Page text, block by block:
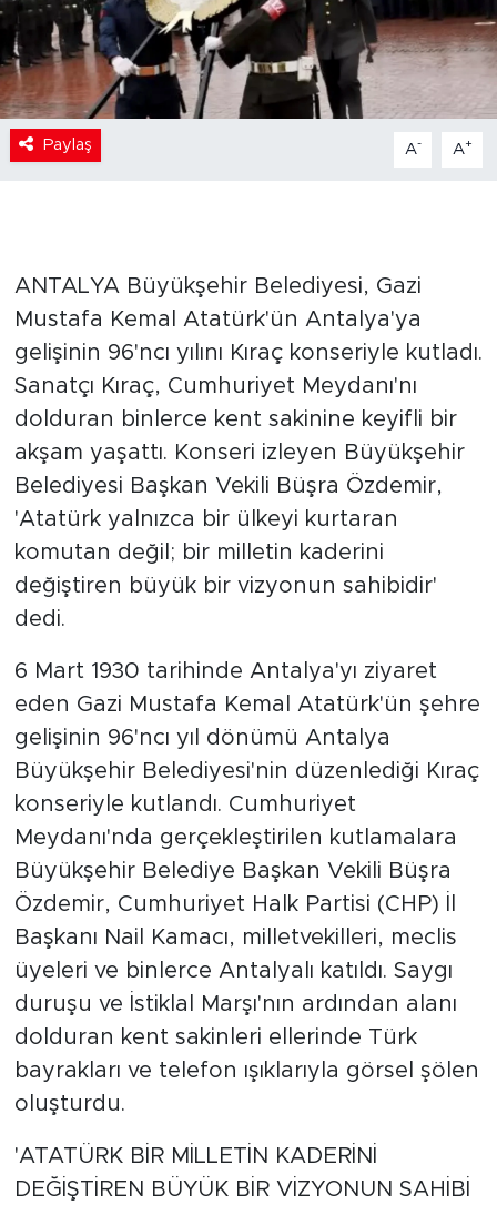
Paylaş A- A+
ANTALYA Büyükşehir Belediyesi, Gazi
Mustafa Kemal Atatürk'ün Antalya'ya
gelişinin 96'ncı yılını Kıraç konseriyle kutladı.
Sanatçı Kıraç, Cumhuriyet Meydanı'nı
dolduran binlerce kent sakinine keyifli bir
akşam yaşattı. Konseri izleyen Büyükşehir
Belediyesi Başkan Vekili Büşra Özdemir,
'Atatürk yalnızca bir ülkeyi kurtaran
komutan değil; bir milletin kaderini
değiştiren büyük bir vizyonun sahibidir'
dedi.
6 Mart 1930 tarihinde Antalya'yı ziyaret
eden Gazi Mustafa Kemal Atatürk'ün şehre
gelişinin 96'ncı yıl dönümü Antalya
Büyükşehir Belediyesi'nin düzenlediği Kıraç
konseriyle kutlandı. Cumhuriyet
Meydanı'nda gerçekleştirilen kutlamalara
Büyükşehir Belediye Başkan Vekili Büşra
Özdemir, Cumhuriyet Halk Partisi (CHP) İl
Başkanı Nail Kamacı, milletvekilleri, meclis
üyeleri ve binlerce Antalyalı katıldı. Saygı
duruşu ve İstiklal Marşı'nın ardından alanı
dolduran kent sakinleri ellerinde Türk
bayrakları ve telefon ışıklarıyla görsel şölen
oluşturdu.
'ATATÜRK BİR MİLLETİN KADERİNİ
DEĞİŞTİREN BÜYÜK BİR VİZYONUN SAHİBİ